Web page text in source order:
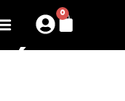
0